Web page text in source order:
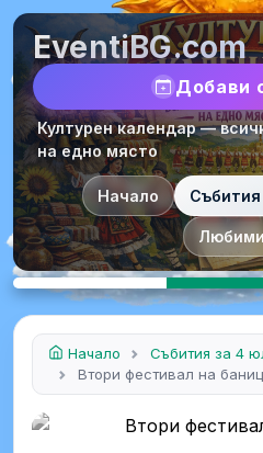
EventiBG.com
Добави
Културен календар —
на едно място
Начало
Начало
Събития за 4
Втори фестивал на